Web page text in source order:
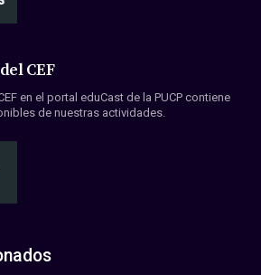
CEF
en el portal eduCast de la PUCP contiene
de nuestras actividades.